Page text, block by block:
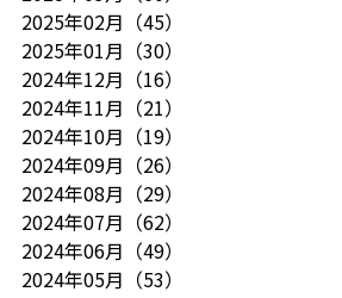
2025年02月 （45）
2025年01月 （30）
2024年12月 （16）
2024年11月 （21）
2024年10月 （19）
2024年09月 （26）
2024年08月 （29）
2024年07月 （62）
2024年06月 （49）
2024年05月 （53）